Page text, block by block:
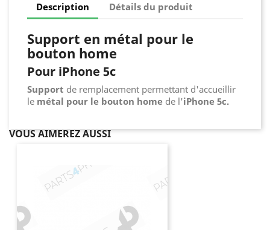
Description Détails du produit
Support en métal pour le
bouton home
Pour iPhone 5c
Support de remplacement permettant d'accueillir
le métal pour le bouton home de l'iPhone 5c.
VOUS AIMEREZ AUSSI